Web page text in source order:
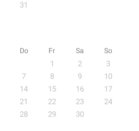
31
Do Fr Sa So
1 2
3
7 8 9
10
14 15 16
17
21 22 23
24
28 29 30